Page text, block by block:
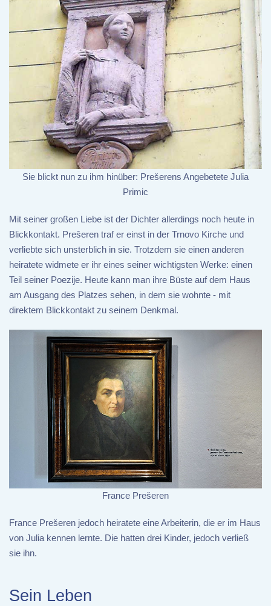
Sie blickt nun zu ihm hinüber: Prešerens Angebetete Julia
Primic
Mit seiner großen Liebe ist der Dichter allerdings noch heute in
Blickkontakt. Prešeren traf er einst in der Trnovo Kirche und
verliebte sich unsterblich in sie. Trotzdem sie einen anderen
heiratete widmete er ihr eines seiner wichtigsten Werke: einen
Teil seiner Poezije. Heute kann man ihre Büste auf dem Haus
am Ausgang des Platzes sehen, in dem sie wohnte - mit
direktem Blickkontakt zu seinem Denkmal.
France Prešeren
France Prešeren jedoch heiratete eine Arbeiterin, die er im Haus
von Julia kennen lernte. Die hatten drei Kinder, jedoch verließ
sie ihn.
Sein Leben